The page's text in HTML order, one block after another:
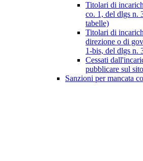
Titolari di
co. 1, del dlgs n.
tabelle)
Titolari di
direzione o di
1-bis, del dlgs n.
Cessati
pubblicare sul
Sanzioni per mancata